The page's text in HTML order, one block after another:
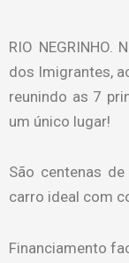
RIO
dos Imigrantes,
reunindo as 7
um único lugar!
São centenas
carro ideal com
Financiamento